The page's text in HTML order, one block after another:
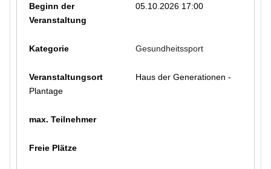
05.10.2026 17:00
Gesundheitssport
Haus der Generationen -
Plantage